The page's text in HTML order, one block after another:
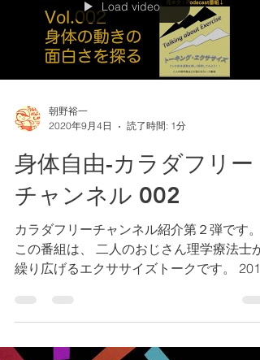
Load video
朝野裕一
2020年9月4日
読了時間: 1分
身体自由-カラダフリー
チャンネル 002
カラダフリーチャンネル紹介第２弾です。
この番組は、 二人のおじさん理学療法士が
繰り広げるエクササイズトークです。 2017
ク・オン・エクササイズ）」をベースに、
れをアップグレードした内容...